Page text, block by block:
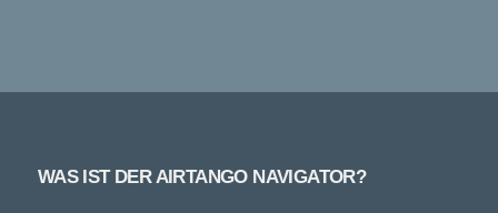
WAS IST DER AIRTANGO NAVIGATOR?